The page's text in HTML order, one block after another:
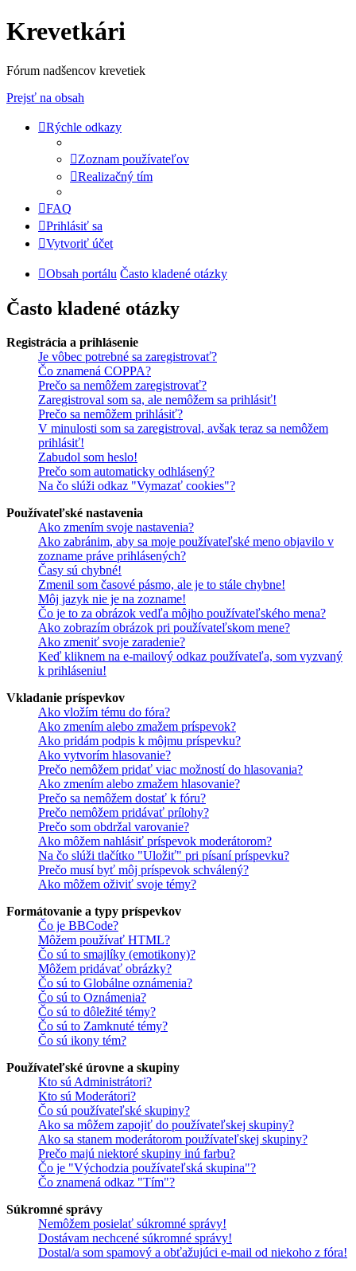
Krevetkári
Fórum nadšencov krevetiek
Prejsť na obsah
Rýchle odkazy
Zoznam používateľov
Realizačný tím
FAQ
Prihlásiť sa
Vytvoriť účet
Obsah portálu Často kladené otázky
Často kladené otázky
Registrácia a prihlásenie
Je vôbec potrebné sa zaregistrovať?
Čo znamená COPPA?
Prečo sa nemôžem zaregistrovať?
Zaregistroval som sa, ale nemôžem sa prihlásiť!
Prečo sa nemôžem prihlásiť?
V minulosti som sa zaregistroval, avšak teraz sa nemôžem
prihlásiť!
Zabudol som heslo!
Prečo som automaticky odhlásený?
Na čo slúži odkaz "Vymazať cookies"?
Používateľské nastavenia
Ako zmením svoje nastavenia?
Ako zabránim, aby sa moje používateľské meno objavilo v
zozname práve prihlásených?
Časy sú chybné!
Zmenil som časové pásmo, ale je to stále chybne!
Môj jazyk nie je na zozname!
Čo je to za obrázok vedľa môjho používateľského mena?
Ako zobrazím obrázok pri používateľskom mene?
Ako zmeniť svoje zaradenie?
Keď kliknem na e-mailový odkaz používateľa, som vyzvaný
k prihláseniu!
Vkladanie príspevkov
Ako vložím tému do fóra?
Ako zmením alebo zmažem príspevok?
Ako pridám podpis k môjmu príspevku?
Ako vytvorím hlasovanie?
Prečo nemôžem pridať viac možností do hlasovania?
Ako zmením alebo zmažem hlasovanie?
Prečo sa nemôžem dostať k fóru?
Prečo nemôžem pridávať prílohy?
Prečo som obdržal varovanie?
Ako môžem nahlásiť príspevok moderátorom?
Na čo slúži tlačítko "Uložiť" pri písaní príspevku?
Prečo musí byť môj príspevok schválený?
Ako môžem oživiť svoje témy?
Formátovanie a typy príspevkov
Čo je BBCode?
Môžem používať HTML?
Čo sú to smajlíky (emotikony)?
Môžem pridávať obrázky?
Čo sú to Globálne oznámenia?
Čo sú to Oznámenia?
Čo sú to dôležité témy?
Čo sú to Zamknuté témy?
Čo sú ikony tém?
Používateľské úrovne a skupiny
Kto sú Administrátori?
Kto sú Moderátori?
Čo sú používateľské skupiny?
Ako sa môžem zapojiť do používateľskej skupiny?
Ako sa stanem moderátorom používateľskej skupiny?
Prečo majú niektoré skupiny inú farbu?
Čo je "Východzia používateľská skupina"?
Čo znamená odkaz "Tím"?
Súkromné správy
Nemôžem posielať súkromné správy!
Dostávam nechcené súkromné správy!
Dostal/a som spamový a obťažujúci e-mail od niekoho z fóra!